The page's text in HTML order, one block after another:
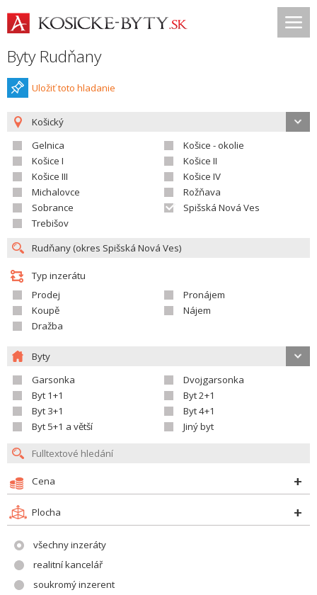
Byty Rudňany
Uložiť toto hladanie
Košický
Gelnica
Košice - okolie
Košice I
Košice II
Košice III
Košice IV
Michalovce
Rožňava
Sobrance
Spišská Nová Ves
Trebišov
Typ inzerátu
Prodej
Pronájem
Koupě
Nájem
Dražba
Byty
Garsonka
Dvojgarsonka
Byt 1+1
Byt 2+1
Byt 3+1
Byt 4+1
Byt 5+1 a větší
Jiný byt
Cena
Plocha
všechny inzeráty
realitní kancelář
soukromý inzerent